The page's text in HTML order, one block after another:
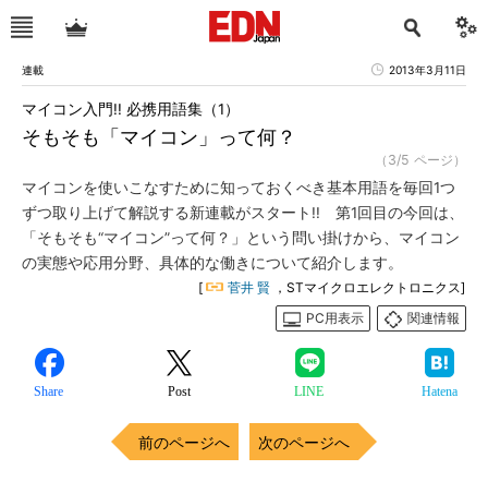
連載 2013年3月11日
そもそも「マイコン」って何？
マイコン入門!! 必携用語集（1）
（3/5 ページ）
マイコンを使いこなすために知っておくべき基本用語を毎回1つ
ずつ取り上げて解説する新連載がスタート!! 第1回目の今回は、
「そもそも“マイコン”って何？」という問い掛けから、マイコン
の実態や応用分野、具体的な働きについて紹介します。
[ 菅井 賢 ，STマイクロエレクトロニクス]
PC用表示
関連情報
Share Post LINE Hatena
前のページへ 次のページへ